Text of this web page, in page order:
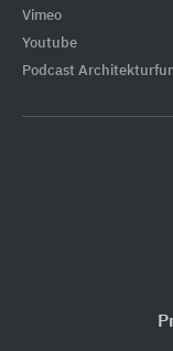
Vimeo
Youtube
Podcast